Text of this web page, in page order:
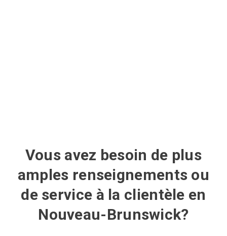
Vous avez besoin de plus
amples renseignements ou
de service à la clientèle en
Nouveau-Brunswick?